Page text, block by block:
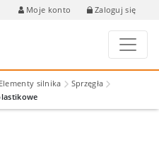
Moje konto Zaloguj się
Elementy silnika
Sprzęgła